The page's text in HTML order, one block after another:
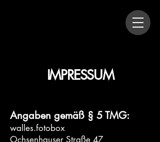
IMPRESSUM
Angaben gemäß § 5 TMG:
walles.fotobox
Ochsenhauser Straße 47